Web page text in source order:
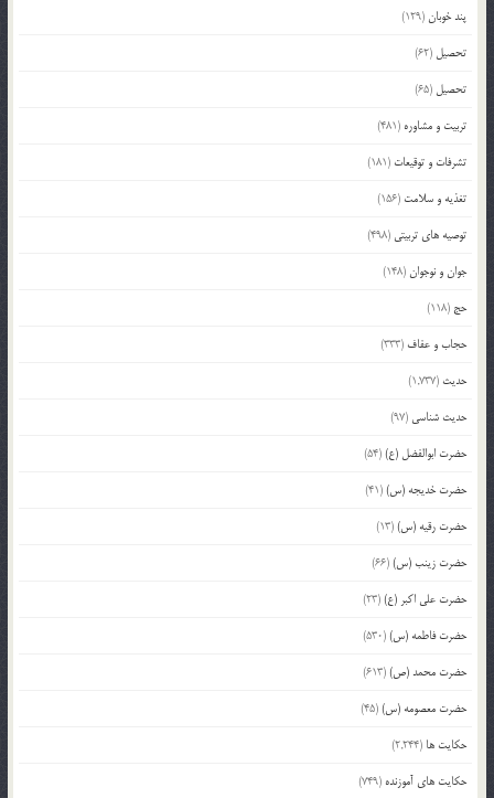
پند خوبان(129)
تحصیل (62)
تحصیل (65)
تربیت و مشاوره (481)
تشرفات و توقیعات (181)
تغذیه و سلامت (156)
توصیه های تربیتی (498)
جوان و نوجوان(148)
حج (118)
حجاب و عفاف (333)
حدیث (1,737)
حدیث شناسی (97)
حضرت ابوالفضل (ع)(54)
حضرت خدیجه (س)(41)
حضرت رقیه (س)(13)
حضرت زینب (س)(66)
حضرت علی اکبر (ع)(23)
حضرت فاطمه (س)(530)
حضرت محمد (ص)(613)
حضرت معصومه (س)(45)
حکایت ها (2,244)
حکایت های آموزنده (749)